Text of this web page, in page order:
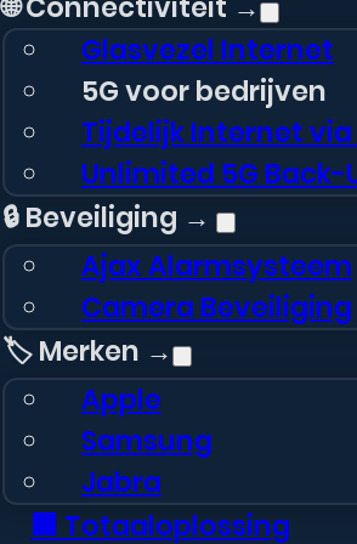
Glasvezel Internet
5G voor bedrijven
Tijdelijk Internet via
Unlimited 5G Back-
🔒 Beveiliging →
Ajax Alarmsysteem
Camera Beveiliging
🏷️ Merken →
Apple
Samsung
Jabra
🏢 Totaaloplossing
Mobilize Gelly